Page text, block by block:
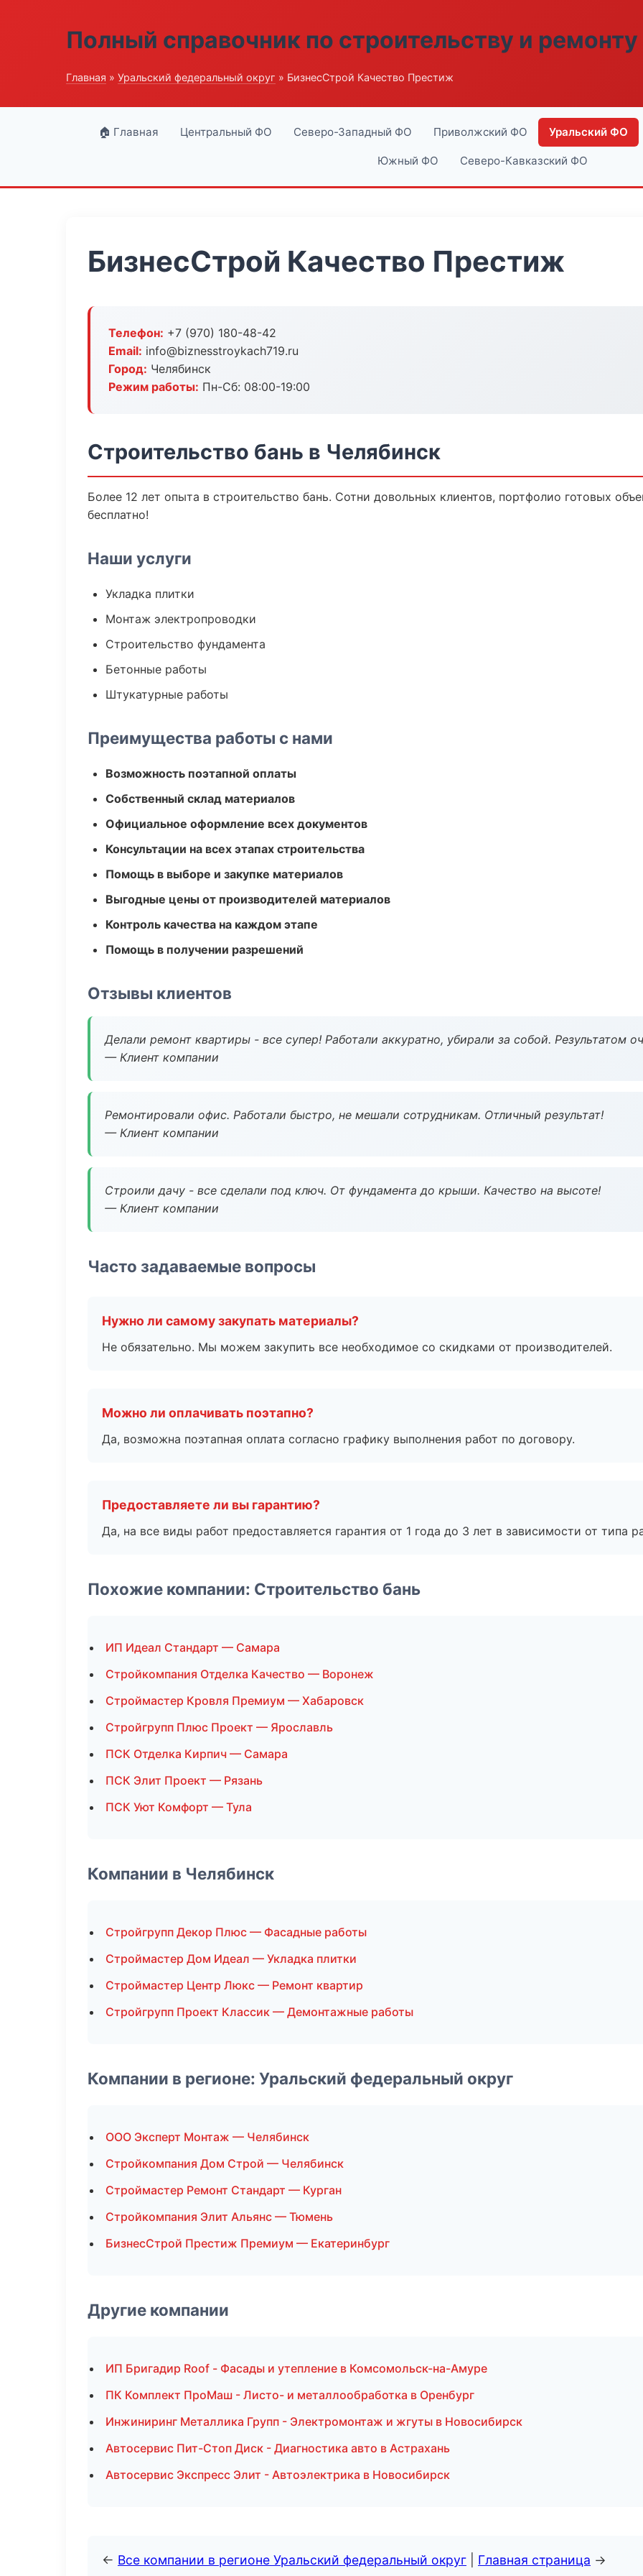
Полный справочник по строительству и ремонту
Главная » Уральский федеральный округ » БизнесСтрой Качество Престиж
🏠 Главная Центральный ФО Северо-Западный ФО Приволжский ФО Уральский ФО
Южный ФО Северо-Кавказский ФО
БизнесСтрой Качество Престиж
Телефон: +7 (970) 180-48-42
Email: info@biznesstroykach719.ru
Город: Челябинск
Режим работы: Пн-Сб: 08:00-19:00
Строительство бань в Челябинск
Более 12 лет опыта в строительство бань. Сотни довольных клиентов, портфолио готовых
бесплатно!
Наши услуги
Укладка плитки
Монтаж электропроводки
Строительство фундамента
Бетонные работы
Штукатурные работы
Преимущества работы с нами
Возможность поэтапной оплаты
Собственный склад материалов
Официальное оформление всех документов
Консультации на всех этапах строительства
Помощь в выборе и закупке материалов
Выгодные цены от производителей материалов
Контроль качества на каждом этапе
Помощь в получении разрешений
Отзывы клиентов
Делали ремонт квартиры - все супер! Работали аккуратно, убирали за собой. Результатом
— Клиент компании
Ремонтировали офис. Работали быстро, не мешали сотрудникам. Отличный результат!
— Клиент компании
Строили дачу - все сделали под ключ. От фундамента до крыши. Качество на высоте!
— Клиент компании
Часто задаваемые вопросы
Нужно ли самому закупать материалы?
Не обязательно. Мы можем закупить все необходимое со скидками от производителей.
Можно ли оплачивать поэтапно?
Да, возможна поэтапная оплата согласно графику выполнения работ по договору.
Предоставляете ли вы гарантию?
Да, на все виды работ предоставляется гарантия от 1 года до 3 лет в зависимости от типа
Похожие компании: Строительство бань
ИП Идеал Стандарт — Самара
Стройкомпания Отделка Качество — Воронеж
Строймастер Кровля Премиум — Хабаровск
Стройгрупп Плюс Проект — Ярославль
ПСК Отделка Кирпич — Самара
ПСК Элит Проект — Рязань
ПСК Уют Комфорт — Тула
Компании в Челябинск
Стройгрупп Декор Плюс — Фасадные работы
Строймастер Дом Идеал — Укладка плитки
Строймастер Центр Люкс — Ремонт квартир
Стройгрупп Проект Классик — Демонтажные работы
Компании в регионе: Уральский федеральный округ
ООО Эксперт Монтаж — Челябинск
Стройкомпания Дом Строй — Челябинск
Строймастер Ремонт Стандарт — Курган
Стройкомпания Элит Альянс — Тюмень
БизнесСтрой Престиж Премиум — Екатеринбург
Другие компании
ИП Бригадир Roof - Фасады и утепление в Комсомольск-на-Амуре
ПК Комплект ПроМаш - Листо- и металлообработка в Оренбург
Инжиниринг Металлика Групп - Электромонтаж и жгуты в Новосибирск
Автосервис Пит-Стоп Диск - Диагностика авто в Астрахань
Автосервис Экспресс Элит - Автоэлектрика в Новосибирск
← Все компании в регионе Уральский федеральный округ Главная страница →